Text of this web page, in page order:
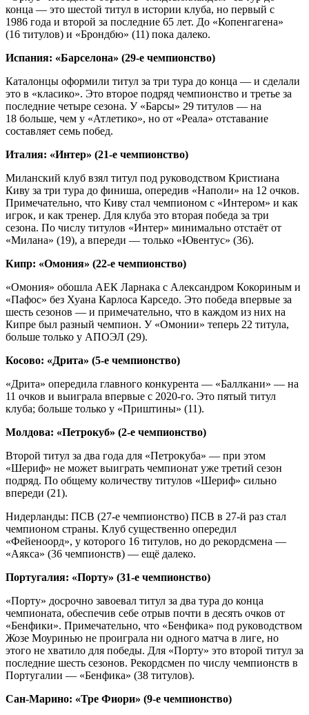
конца — это шестой титул в истории клуба, но первый с
1986 года и второй за последние 65 лет. До «Копенгагена»
(16 титулов) и «Брондбю» (11) пока далеко.
Испания: «Барселона» (29‑е чемпионство)
Каталонцы оформили титул за три тура до конца — и сделали
это в «класико». Это второе подряд чемпионство и третье за
последние четыре сезона. У «Барсы» 29 титулов — на
18 больше, чем у «Атлетико», но от «Реала» отставание
составляет семь побед.
Италия: «Интер» (21‑е чемпионство)
Миланский клуб взял титул под руководством Кристиана
Киву за три тура до финиша, опередив «Наполи» на 12 очков.
Примечательно, что Киву стал чемпионом с «Интером» и как
игрок, и как тренер. Для клуба это вторая победа за три
сезона. По числу титулов «Интер» минимально отстаёт от
«Милана» (19), а впереди — только «Ювентус» (36).
Кипр: «Омония» (22‑е чемпионство)
«Омония» обошла АЕК Ларнака с Александром Кокориным и
«Пафос» без Хуана Карлоса Карседо. Это победа впервые за
шесть сезонов — и примечательно, что в каждом из них на
Кипре был разный чемпион. У «Омонии» теперь 22 титула,
больше только у АПОЭЛ (29).
Косово: «Дрита» (5‑е чемпионство)
«Дрита» опередила главного конкурента — «Баллкани» — на
11 очков и выиграла впервые с 2020‑го. Это пятый титул
клуба; больше только у «Приштины» (11).
Молдова: «Петрокуб» (2‑е чемпионство)
Второй титул за два года для «Петрокуба» — при этом
«Шериф» не может выиграть чемпионат уже третий сезон
подряд. По общему количеству титулов «Шериф» сильно
впереди (21).
Нидерланды: ПСВ (27‑е чемпионство) ПСВ в 27‑й раз стал
чемпионом страны. Клуб существенно опередил
«Фейеноорд», у которого 16 титулов, но до рекордсмена —
«Аякса» (36 чемпионств) — ещё далеко.
Португалия: «Порту» (31‑е чемпионство)
«Порту» досрочно завоевал титул за два тура до конца
чемпионата, обеспечив себе отрыв почти в десять очков от
«Бенфики». Примечательно, что «Бенфика» под руководством
Жозе Моуринью не проиграла ни одного матча в лиге, но
этого не хватило для победы. Для «Порту» это второй титул за
последние шесть сезонов. Рекордсмен по числу чемпионств в
Португалии — «Бенфика» (38 титулов).
Сан‑Марино: «Тре Фиори» (9‑е чемпионство)